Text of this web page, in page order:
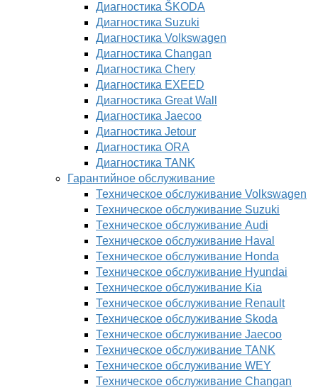
Диагностика ŠKODA
Диагностика Suzuki
Диагностика Volkswagen
Диагностика Changan
Диагностика Chery
Диагностика EXEED
Диагностика Great Wall
Диагностика Jaecoo
Диагностика Jetour
Диагностика ORA
Диагностика TANK
Гарантийное обслуживание
Техническое обслуживание Volkswagen
Техническое обслуживание Suzuki
Техническое обслуживание Audi
Техническое обслуживание Haval
Техническое обслуживание Honda
Техническое обслуживание Hyundai
Техническое обслуживание Kia
Техническое обслуживание Renault
Техническое обслуживание Skoda
Техническое обслуживание Jaecoo
Техническое обслуживание TANK
Техническое обслуживание WEY
Техническое обслуживание Changan